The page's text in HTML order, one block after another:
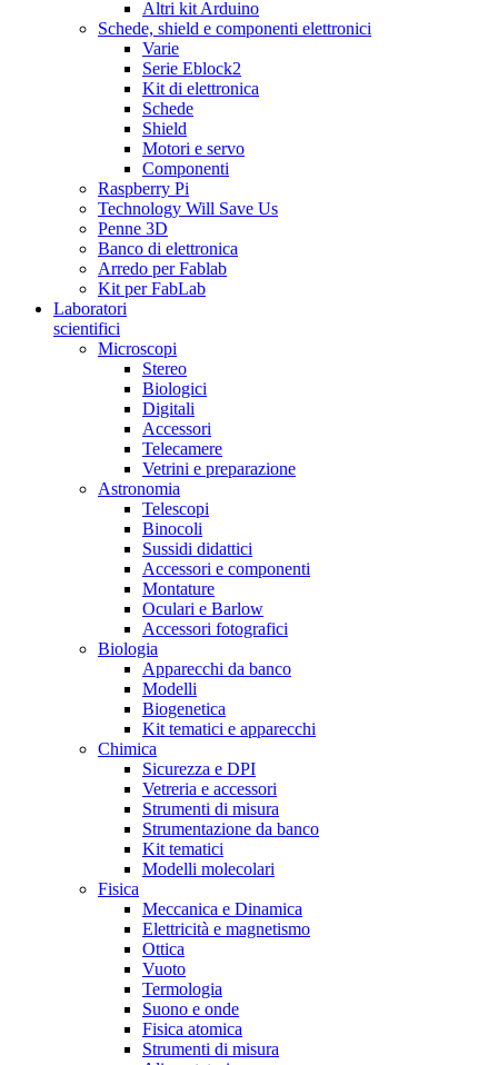
Altri kit Arduino
Schede, shield e componenti elettronici
Varie
Serie Eblock2
Kit di elettronica
Schede
Shield
Motori e servo
Componenti
Raspberry Pi
Technology Will Save Us
Penne 3D
Banco di elettronica
Arredo per Fablab
Kit per FabLab
Laboratori
scientifici
Microscopi
Stereo
Biologici
Digitali
Accessori
Telecamere
Vetrini e preparazione
Astronomia
Telescopi
Binocoli
Sussidi didattici
Accessori e componenti
Montature
Oculari e Barlow
Accessori fotografici
Biologia
Apparecchi da banco
Modelli
Biogenetica
Kit tematici e apparecchi
Chimica
Sicurezza e DPI
Vetreria e accessori
Strumenti di misura
Strumentazione da banco
Kit tematici
Modelli molecolari
Fisica
Meccanica e Dinamica
Elettricità e magnetismo
Ottica
Vuoto
Termologia
Suono e onde
Fisica atomica
Strumenti di misura